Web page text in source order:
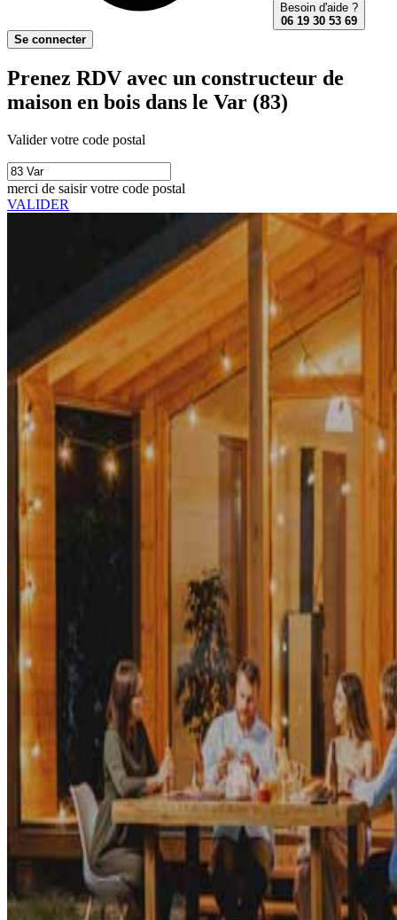
Besoin d'aide ?
06 19 30 53 69
Se connecter
Prenez RDV avec un constructeur de
maison en bois dans le Var (83)
Valider votre code postal
merci de saisir votre code postal
VALIDER